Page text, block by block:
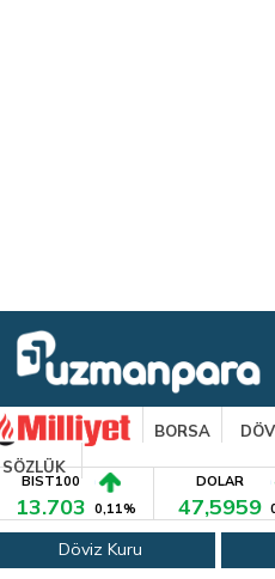
BORSA
SÖZLÜK
BIST100
13.703 0,11%
DOLAR
47,5959
Döviz Kuru